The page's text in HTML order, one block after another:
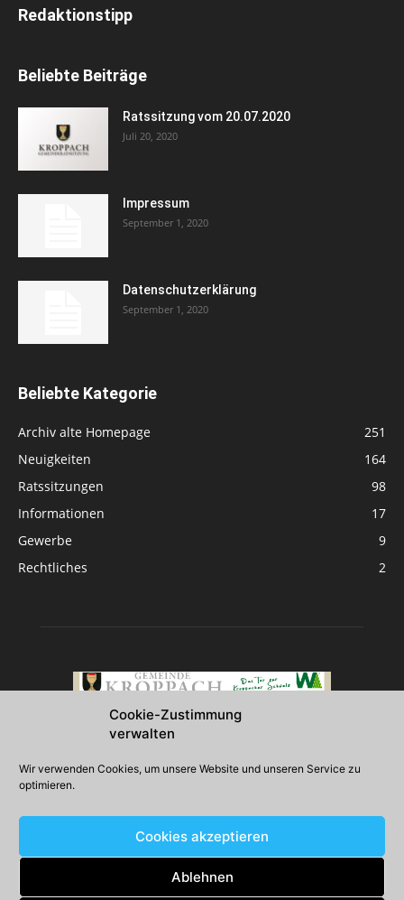
Cookie-Zustimmung
verwalten
Wir verwenden Cookies, um unsere Website und unseren Service zu
optimieren.
Cookies akzeptieren
Ablehnen
Redaktionstipp
Beliebte Beiträge
Ratssitzung vom 20.07.2020
Juli 20, 2020
Impressum
September 1, 2020
Datenschutzerklärung
September 1, 2020
Beliebte Kategorie
Archiv alte Homepage
251
Neuigkeiten
164
Ratssitzungen
98
Informationen
17
Gewerbe
9
Rechtliches
2